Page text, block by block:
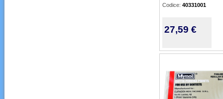
Codice: 40331001
27,59 €